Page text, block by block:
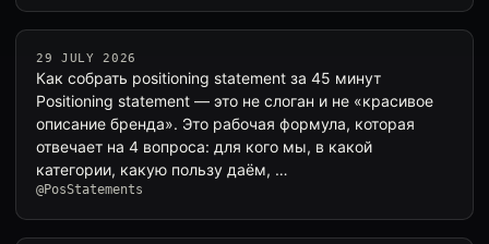
29 JULY 2026
Как собрать positioning statement за 45 минут
Positioning statement — это не слоган и не «красивое
описание бренда». Это рабочая формула, которая
отвечает на 4 вопроса: для кого мы, в какой
категории, какую пользу даём, …
@PosStatements